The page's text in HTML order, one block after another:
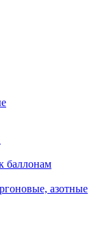
баллонам
азотные